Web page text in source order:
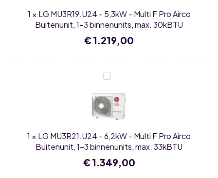
Airco
Buitenunit,
1-
3
binnenunits,
30kBTU
1 × LG MU3R19.U24 - 5,3kW - Multi F Pro Airco
Buitenunit, 1-3 binnenunits, max. 30kBTU
€ 1.219,00
LG
MU3R21.U24
-
6,2kW
-
Multi
Airco
Buitenunit,
1-
3
binnenunits,
1 × LG MU3R21.U24 - 6,2kW - Multi F Pro Airco
Buitenunit, 1-3 binnenunits, max. 33kBTU
€ 1.349,00